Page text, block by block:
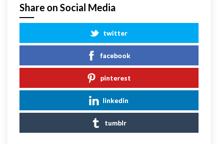
Share on Social Media
twitter
facebook
pinterest
linkedin
tumblr